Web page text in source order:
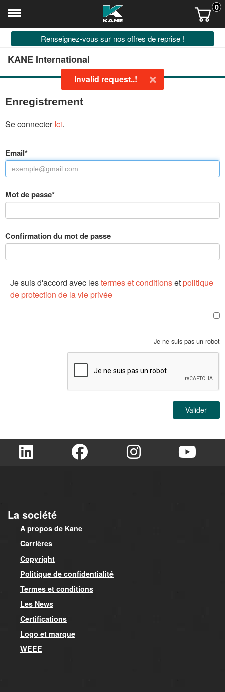
Renseignez-vous sur nos offres de reprise !
0
Invalid request..! ×
KANE International
Enregistrement
Se connecterIci.
Email*
Mot de passe*
Confirmation du mot de passe
Je suis d'accord avec lestermes et conditionsetpolitique
de protection de la vie privée
Je ne suis pas un robot
La société
A propos de Kane
Carrières
Copyright
Politique de confidentialité
Termes et conditions
Les News
Certifications
Logo et marque
WEEE